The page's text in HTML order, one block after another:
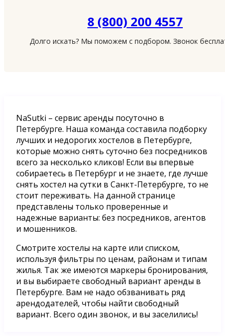
8 (800) 200 4557
Долго искать? Мы поможем с подбором. Звонок
NaSutki – сервис аренды посуточно в
Петербурге. Наша команда составила подборку
лучших и недорогих хостелов в Петербурге,
которые можно снять суточно без посредников
всего за несколько кликов! Если вы впервые
собираетесь в Петербург и не знаете, где лучше
снять хостел на сутки в Санкт-Петербурге, то не
стоит переживать. На данной странице
представлены только проверенные и
надежные варианты: без посредников, агентов
и мошенников.
Смотрите хостелы на карте или списком,
используя фильтры по ценам, районам и типам
жилья. Так же имеются маркеры бронирования,
и вы выбираете свободный вариант аренды в
Петербурге. Вам не надо обзванивать ряд
арендодателей, чтобы найти свободный
вариант. Всего один звонок, и вы заселились!